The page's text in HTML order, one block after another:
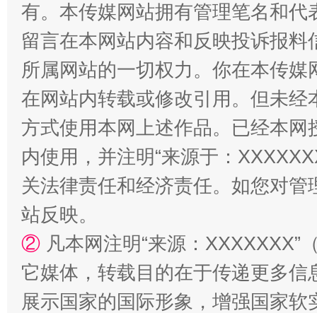
阿坝州三大球赛在茂县开幕 规模
国家大学科技园优化重塑工作
有。本传媒网站拥有管理笔名和
留言在本网站内容和反映投诉报
所属网站的一切权力。你在本传
在网站内转载或修改引用。但未
方式使用本网上述作品。已经本
内使用，并注明“来源于：
关法律责任和经济责任。如您对
站反映。
② 凡本网注明“来源：
它媒体，转载目的在于传递更多
展示国家的国际形象，增强国家